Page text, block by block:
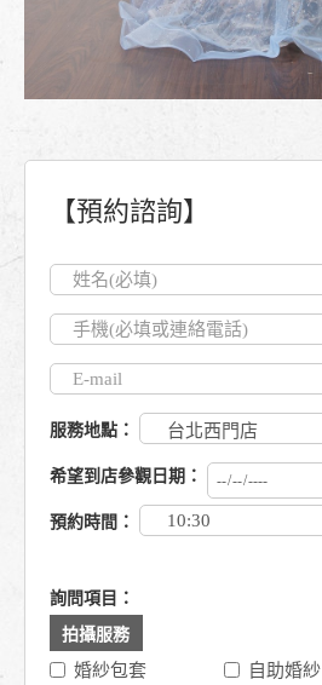
【預約諮詢】
服務地點：
希望到店參觀日期：
預約時間：
詢問項目：
拍攝服務
婚紗包套
自助婚紗